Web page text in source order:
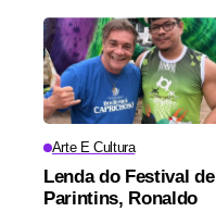
Arte E Cultura
Lenda do Festival de
Parintins, Ronaldo